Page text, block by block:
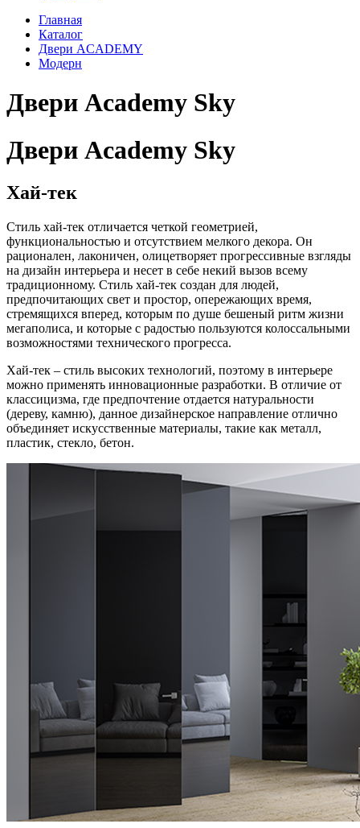
Главная
Каталог
Двери ACADEMY
Модерн
Двери Academy Sky
Двери Academy Sky
Хай-тек
Стиль хай-тек отличается четкой геометрией,
функциональностью и отсутствием мелкого декора. Он
рационален, лаконичен, олицетворяет прогрессивные взгляды
на дизайн интерьера и несет в себе некий вызов всему
традиционному. Стиль хай-тек создан для людей,
предпочитающих свет и простор, опережающих время,
стремящихся вперед, которым по душе бешеный ритм жизни
мегаполиса, и которые с радостью пользуются колоссальными
возможностями технического прогресса.
Хай-тек – стиль высоких технологий, поэтому в интерьере
можно применять инновационные разработки. В отличие от
классицизма, где предпочтение отдается натуральности
(дереву, камню), данное дизайнерское направление отлично
объединяет искусственные материалы, такие как металл,
пластик, стекло, бетон.